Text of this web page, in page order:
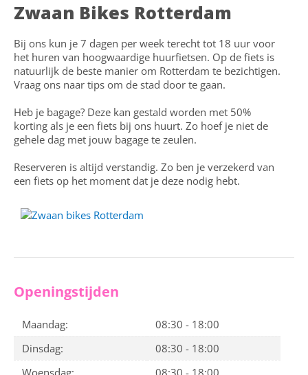
Zwaan Bikes Rotterdam
Bij ons kun je 7 dagen per week terecht tot 18 uur voor
het huren van hoogwaardige huurfietsen. Op de fiets is
natuurlijk de beste manier om Rotterdam te bezichtigen.
Vraag ons naar tips om de stad door te gaan.
Heb je bagage? Deze kan gestald worden met 50%
korting als je een fiets bij ons huurt. Zo hoef je niet de
gehele dag met jouw bagage te zeulen.
Reserveren is altijd verstandig. Zo ben je verzekerd van
een fiets op het moment dat je deze nodig hebt.
Openingstijden
Maandag:
08:30 - 18:00
Dinsdag:
08:30 - 18:00
Woensdag:
08:30 - 18:00